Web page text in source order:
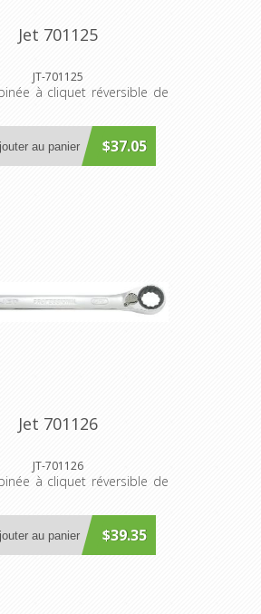
Jet 701125
JT-701125
à cliquet réversible de
$37.05
au panier
Jet 701126
JT-701126
à cliquet réversible de
$39.35
au panier